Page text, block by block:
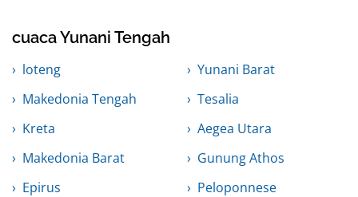
cuaca Yunani Tengah
loteng
Yunani Barat
Makedonia Tengah
Tesalia
Kreta
Aegea Utara
Makedonia Barat
Gunung Athos
Epirus
Peloponnese